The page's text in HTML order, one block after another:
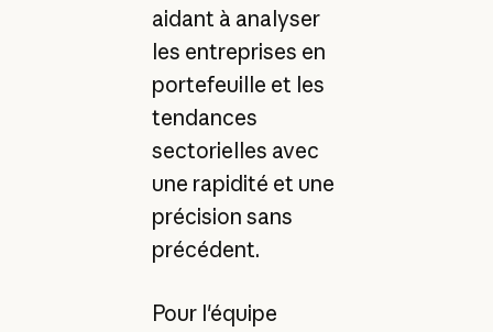
aidant à analyser
les entreprises en
portefeuille et les
tendances
sectorielles avec
une rapidité et une
précision sans
précédent.
Pour l'équipe